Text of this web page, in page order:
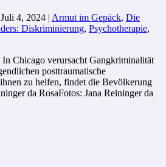
Juli 4, 2024 | Armut im Gepäck, Die
Diskriminierung, Psychotherapie,
In Chicago verursacht Gangkriminalität
posttraumatische
zu helfen, findet die Bevölkerung
da RosaFotos: Jana Reininger da